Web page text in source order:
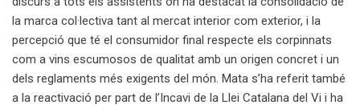
la marca col·lectiva tant al mercat interior com exterior, i la
percepció que té el consumidor final respecte els corpinnats
com a vins escumosos de qualitat amb un origen concret i un
dels reglaments més exigents del món. Mata s’ha referit també
a la reactivació per part de l’Incavi de la Llei Catalana del Vi i ha